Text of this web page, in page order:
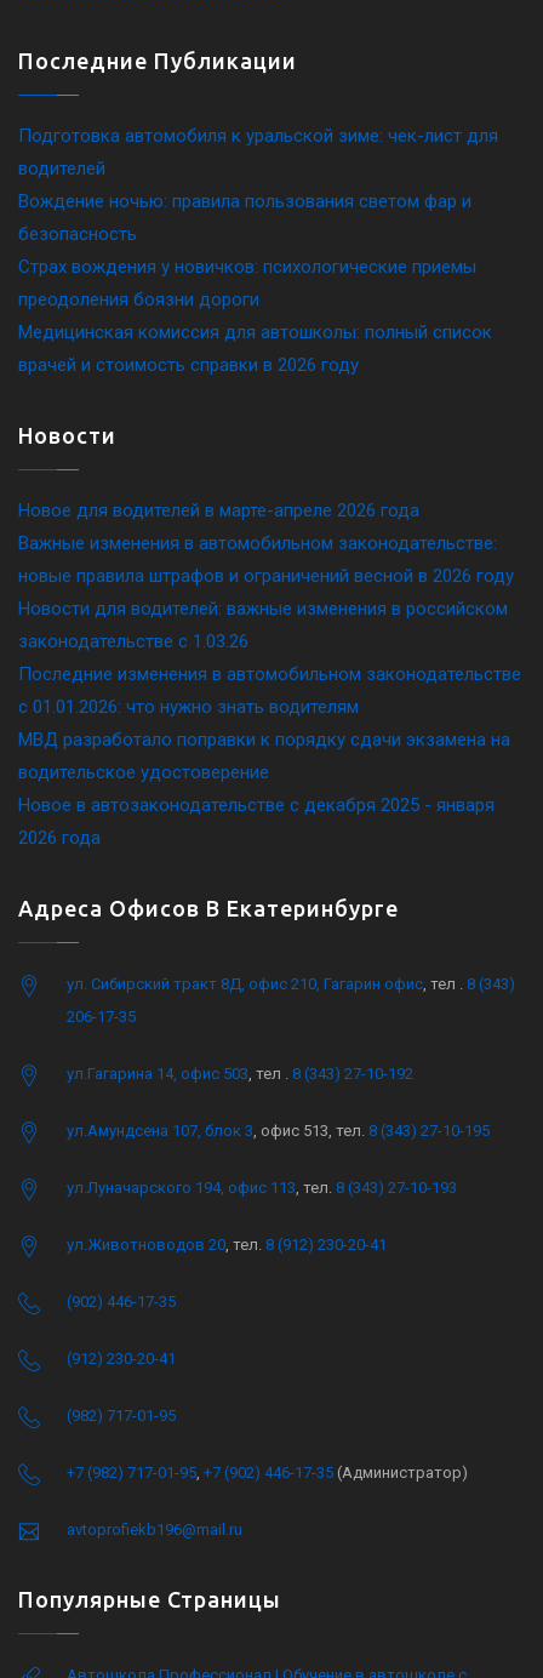
Последние Публикации
Подготовка автомобиля к уральской зиме: чек-лист для
водителей
Вождение ночью: правила пользования светом фар и
безопасность
Страх вождения у новичков: психологические приемы
преодоления боязни дороги
Медицинская комиссия для автошколы: полный список
врачей и стоимость справки в 2026 году
Новости
Новое для водителей в марте-апреле 2026 года
Важные изменения в автомобильном законодательстве:
новые правила штрафов и ограничений весной в 2026 году
Новости для водителей: важные изменения в российском
законодательстве c 1.03.26
Последние изменения в автомобильном законодательстве
c 01.01.2026: что нужно знать водителям
МВД разработало поправки к порядку сдачи экзамена на
водительское удостоверение
Новое в автозаконодательстве с декабря 2025 - января
2026 года
Адреса Офисов В Екатеринбурге
ул. Сибирский тракт 8Д, офис 210, Гагарин офис , тел . 8 (343)
206-17-35
ул.Гагарина 14, офис 503 , тел . 8 (343) 27-10-192
ул.Амундсена 107, блок 3 , офис 513, тел. 8 (343) 27-10-195
ул.Луначарского 194, офис 113 , тел. 8 (343) 27-10-193
ул.Животноводов 20 , тел. 8 (912) 230-20-41
(902) 446-17-35
(912) 230-20-41
(982) 717-01-95
+7 (982) 717-01-95 +7 (902) 446-17-35 (Администратор)
avtoprofiekb196@mail.ru
Популярные Страницы